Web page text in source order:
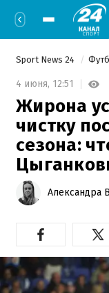
Sport News 24
4 июня, 12:51
Жирона
чистку
сезона:
Александра